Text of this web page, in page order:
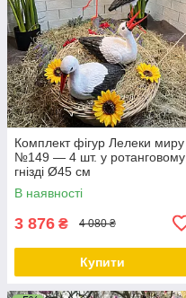
Комплект фігур Лелеки миру
№149 — 4 шт. у ротанговому
гнізді Ø45 см
В наявності
3 876 ₴ 4 080 ₴
Купити